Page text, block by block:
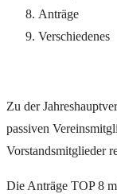
Anträge
Verschiedenes
Zu der
passiven
Vorstandsmitglieder
Die Anträge TOP 8